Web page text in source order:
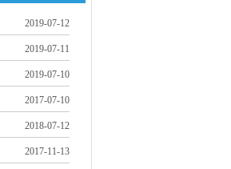
2019-07-12
2019-07-11
2019-07-10
2017-07-10
2018-07-12
2017-11-13